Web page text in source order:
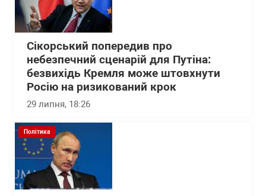
Сікорський попередив про
небезпечний сценарій для Путіна:
безвихідь Кремля може штовхнути
Росію на ризикований крок
29 липня, 18:26
Політика